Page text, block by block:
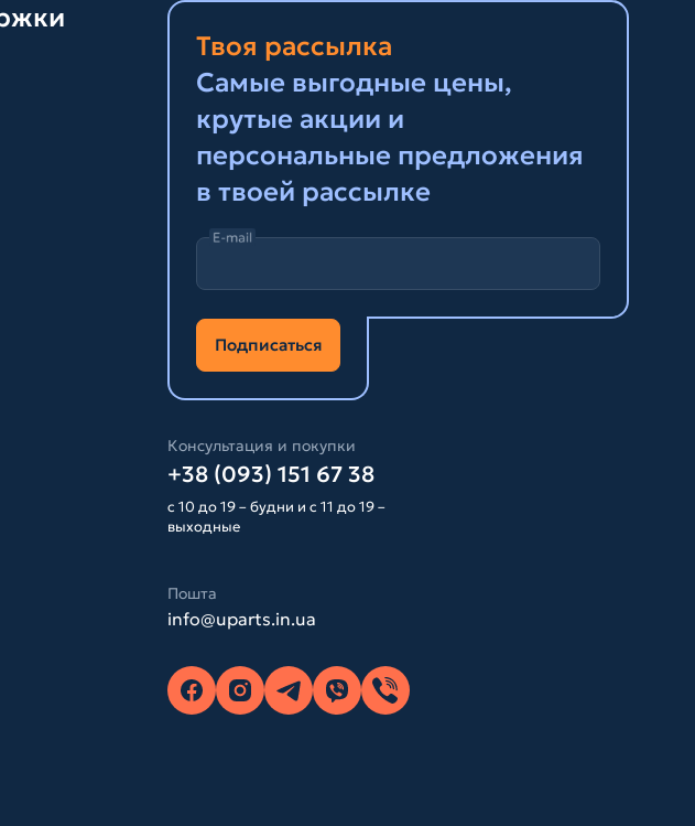
Твоя рассылка
Самые выгодные цены,
крутые акции и
персональные предложения
в твоей рассылке
E-mail
Подписаться
Консультация и покупки
+38 (093) 151 67 38
с 10 до 19 – будни и с 11 до 19 –
выходные
Пошта
info@uparts.in.ua